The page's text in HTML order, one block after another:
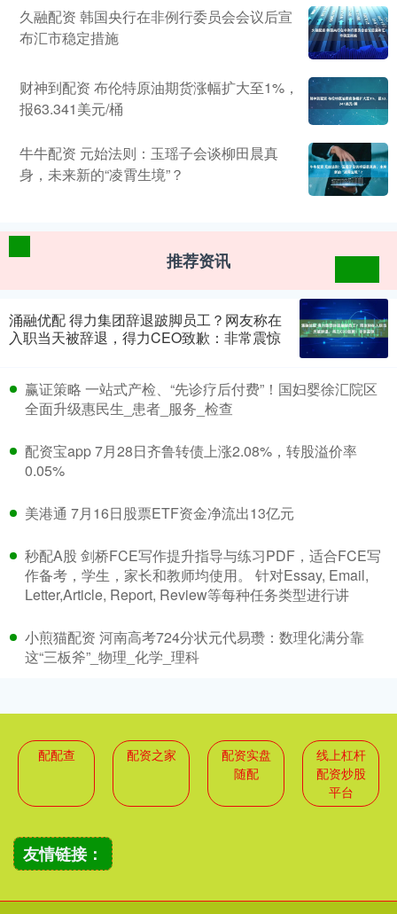
久融配资 韩国央行在非例行委员会会议后宣
布汇市稳定措施
财神到配资 布伦特原油期货涨幅扩大至1%，
报63.341美元/桶
牛牛配资 元始法则：玉瑶子会谈柳田晨真
身，未来新的“凌霄生境”？
推荐资讯
涌融优配 得力集团辞退跛脚员工？网友称在
入职当天被辞退，得力CEO致歉：非常震惊
赢证策略 一站式产检、“先诊疗后付费”！国妇婴徐汇院区
全面升级惠民生_患者_服务_检查
配资宝app 7月28日齐鲁转债上涨2.08%，转股溢价率
0.05%
美港通 7月16日股票ETF资金净流出13亿元
秒配A股 剑桥FCE写作提升指导与练习PDF，适合FCE写
作备考，学生，家长和教师均使用。 针对Essay, Email,
Letter,Article, Report, Review等每种任务类型进行讲
小煎猫配资 河南高考724分状元代易瓒：数理化满分靠
这“三板斧”_物理_化学_理科
配配查 配资之家
配资实盘
随配
线上杠杆
配资炒股
平台
友情链接：